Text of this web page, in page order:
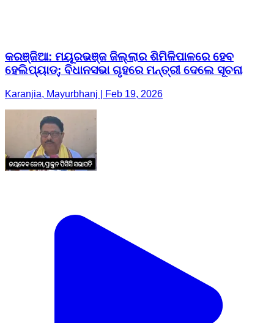
କରଞ୍ଜିଆ: ମୟୂରଭଞ୍ଜ ଜିଲ୍ଲାର ଶିମିଳିପାଳରେ ହେବ
ହେଲିପ୍ୟାଡ୍‌; ବିଧାନସଭା ଗୃହରେ ମନ୍ତ୍ରୀ ଦେଲେ ସୂଚନା
Karanjia, Mayurbhanj | Feb 19, 2026